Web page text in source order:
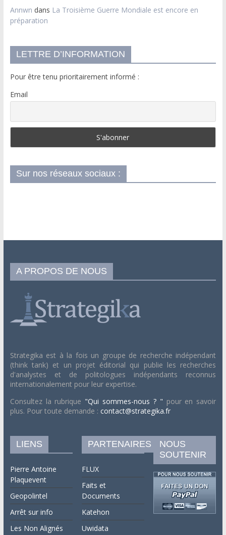
Annwn dans La Troisième Guerre Mondiale est encore en
préparation
LETTRE D’INFORMATION
Pour être tenu prioritairement informé :
Email
Sur nos réseaux sociaux :
A PROPOS DE NOUS
Strategika est à la fois un groupe de recherche indépendant
(think tank) et un projet éditorial qui publie les recherches
d'analystes et de politologues indépendants reconnus
internationalement pour leur expertise.
Consultez la rubrique "Qui sommes-nous ? " pour en savoir
plus. Pour toute demande : contact@strategika.fr
LIENS
Pierre Antoine
Plaquevent
Geopolintel
Arrêt sur info
Les Non Alignés
PARTENAIRES
FLUX
Faits et
Documents
Katehon
Uwidata
NOUS
SOUTENIR